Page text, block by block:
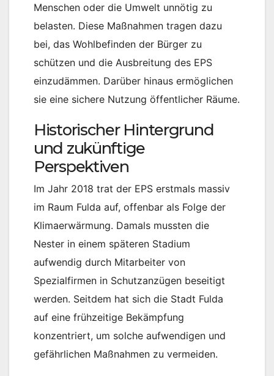
Menschen oder die Umwelt unnötig zu
belasten. Diese Maßnahmen tragen dazu
bei, das Wohlbefinden der Bürger zu
schützen und die Ausbreitung des EPS
einzudämmen. Darüber hinaus ermöglichen
sie eine sichere Nutzung öffentlicher Räume.
Historischer Hintergrund
und zukünftige
Perspektiven
Im Jahr 2018 trat der EPS erstmals massiv
im Raum Fulda auf, offenbar als Folge der
Klimaerwärmung. Damals mussten die
Nester in einem späteren Stadium
aufwendig durch Mitarbeiter von
Spezialfirmen in Schutzanzügen beseitigt
werden. Seitdem hat sich die Stadt Fulda
auf eine frühzeitige Bekämpfung
konzentriert, um solche aufwendigen und
gefährlichen Maßnahmen zu vermeiden.